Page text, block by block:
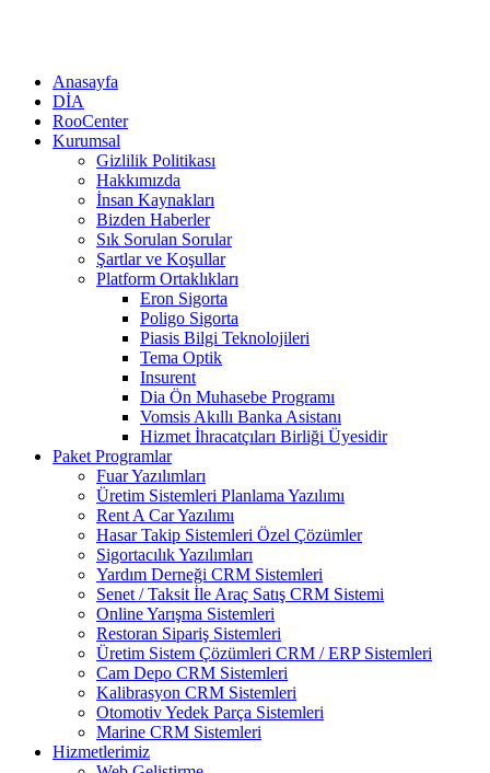
Anasayfa
DİA
RooCenter
Kurumsal
Gizlilik Politikası
Hakkımızda
İnsan Kaynakları
Bizden Haberler
Sık Sorulan Sorular
Şartlar ve Koşullar
Platform Ortaklıkları
Eron Sigorta
Poligo Sigorta
Piasis Bilgi Teknolojileri
Tema Optik
Insurent
Dia Ön Muhasebe Programı
Vomsis Akıllı Banka Asistanı
Hizmet İhracatçıları Birliği Üyesidir
Paket Programlar
Fuar Yazılımları
Üretim Sistemleri Planlama Yazılımı
Rent A Car Yazılımı
Hasar Takip Sistemleri Özel Çözümler
Sigortacılık Yazılımları
Yardım Derneği CRM Sistemleri
Senet / Taksit İle Araç Satış CRM Sistemi
Online Yarışma Sistemleri
Restoran Sipariş Sistemleri
Üretim Sistem Çözümleri CRM / ERP Sistemleri
Cam Depo CRM Sistemleri
Kalibrasyon CRM Sistemleri
Otomotiv Yedek Parça Sistemleri
Marine CRM Sistemleri
Hizmetlerimiz